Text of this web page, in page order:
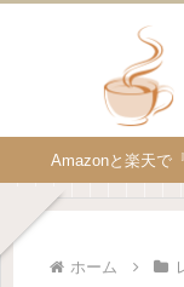
Amazonと楽天で
ホーム